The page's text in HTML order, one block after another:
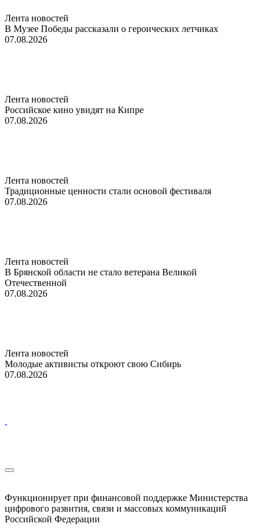
Лента новостей
В Музее Победы рассказали о героических летчиках
07.08.2026
Лента новостей
Российское кино увидят на Кипре
07.08.2026
Лента новостей
Традиционные ценности стали основой фестиваля
07.08.2026
Лента новостей
В Брянской области не стало ветерана Великой
Отечественной
07.08.2026
Лента новостей
Молодые активисты откроют свою Сибирь
07.08.2026
Функционирует при финансовой поддержке Министерства
цифрового развития, связи и массовых коммуникаций
Российской Федерации